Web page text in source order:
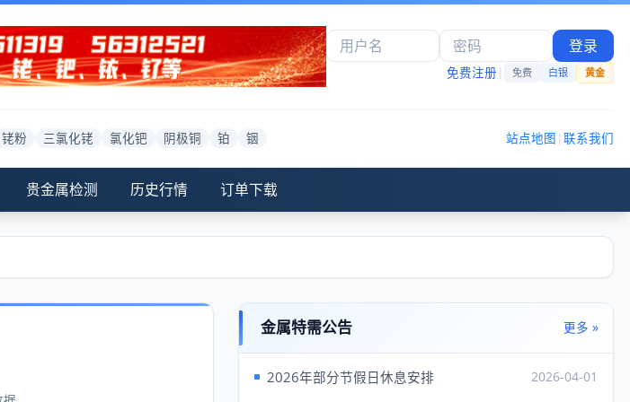
登录
免费注册 | 免费 白银 黄金
铑粉 三氯化铑 氯化钯 阴极铜 铂 铟 站点地图 | 联系我们
贵金属检测 历史行情 订单下载
金属特需公告 更多 »
2026年部分节假日休息安排 2026-04-01